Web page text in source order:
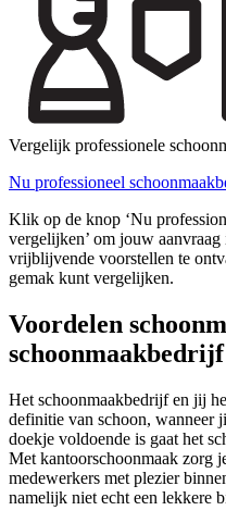
Vergelijk professionele
Nu professioneel
Klik op de knop ‘Nu
vergelijken’ om jouw
vrijblijvende voorstellen te
gemak kunt vergelijken.
Voordelen
Het schoonmaakbedrijf en jij
definitie van schoon, wanneer
doekje voldoende is gaat het
Met kantoorschoonmaak zorg
medewerkers met plezier
namelijk niet echt een lekkere